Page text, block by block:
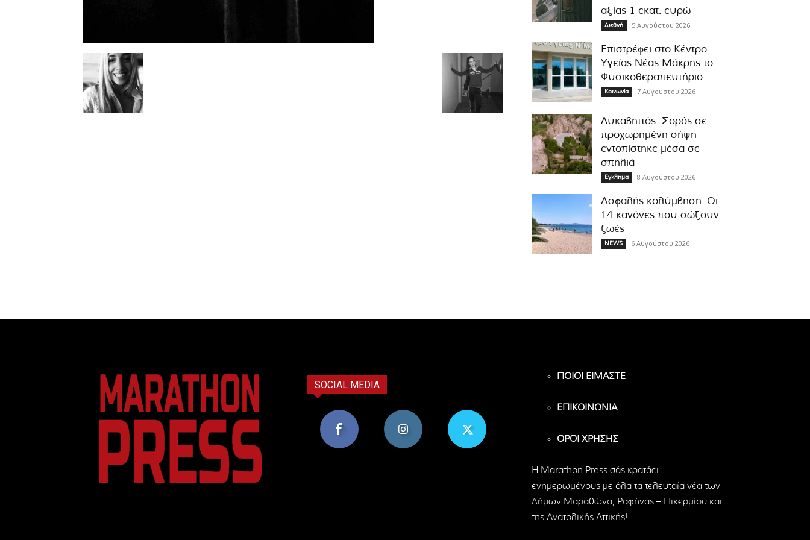
αξίας 1 εκατ. ευρώ
Διεθνή 5 Αυγούστου 2026
Επιστρέφει στο Κέντρο
Υγείας Νέας Μάκρης το
Φυσικοθεραπευτήριο
Κοινωνία 7 Αυγούστου 2026
Λυκαβηττός: Σορός σε
προχωρημένη σήψη
εντοπίστηκε μέσα σε
σπηλιά
Έγκλημα 8 Αυγούστου 2026
Ασφαλής κολύμβηση: Οι
14 κανόνες που σώζουν
ζωές
NEWS 6 Αυγούστου 2026
SOCIAL MEDIA
ΠΟΙΟΙ ΕΙΜΑΣΤΕ
ΕΠΙΚΟΙΝΩΝΙΑ
ΟΡΟΙ ΧΡΗΣΗΣ
H Marathon Press σάς κρατάει
ενημερωμένους με όλα τα τελευταία νέα των
Δήμων Μαραθώνα, Ραφήνας – Πικερμίου και
της Ανατολικής Αττικής!